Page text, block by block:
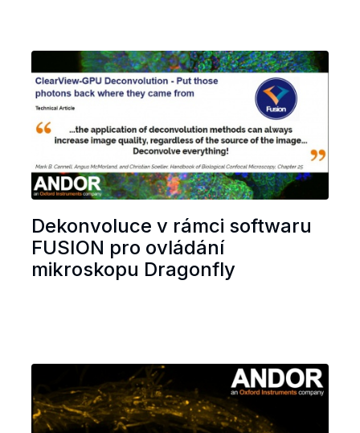
Dekonvoluce v rámci softwaru
FUSION pro ovládání
mikroskopu Dragonfly